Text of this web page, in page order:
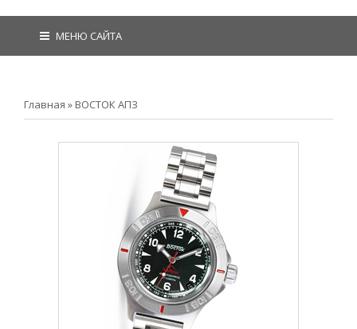
МЕНЮ САЙТА
Главная » ВОСТОК АПЗ